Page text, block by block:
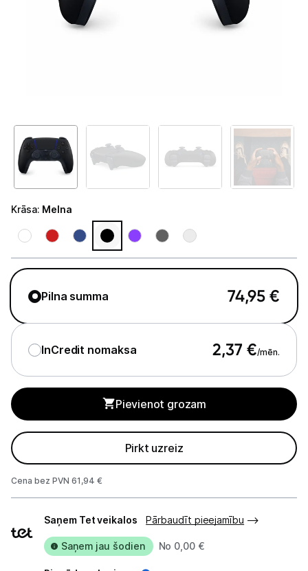
TV iekārtas
Microsoft Xbox
Nintendo Switch
Asus Rog
Lenovo Legion
Spēles
Datortehnika
GAMING pasaule >
Audio
Stacionārie datori un piederumi
Spēļu konsoles un piederumi
Krāsa: Melna
Pilna summa 74,95 €
InCredit nomaksa 2,37 €/mēn.
Pievienot grozam
Pirkt uzreiz
Cena bez PVN 61,94 €
veidi
Saņem Tet veikalos Pārbaudīt pieejamību
Saņem jau šodien No 0,00 €